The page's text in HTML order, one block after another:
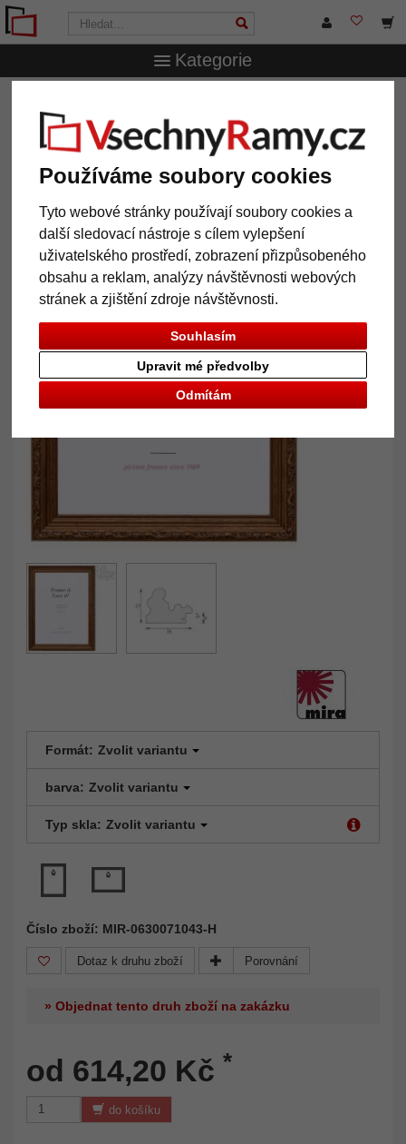
Používáme soubory cookies
Tyto webové stránky používají soubory cookies a
další sledovací nástroje s cílem vylepšení
uživatelského prostředí, zobrazení přizpůsobeného
obsahu a reklam, analýzy návštěvnosti webových
stránek a zjištění zdroje návštěvnosti.
Souhlasím
Odmítám
Upravit mé předvolby
Kategorie
rám Velay
Barokní rám Velay
Zpět
Formát: Zvolit variantu
barva: Zvolit variantu
Typ skla: Zvolit variantu
Číslo zboží: MIR-0630071043-H
Dotaz k druhu zboží Porovnání
» Objednat tento druh zboží na zakázku
od 614,20 Kč *
do košíku